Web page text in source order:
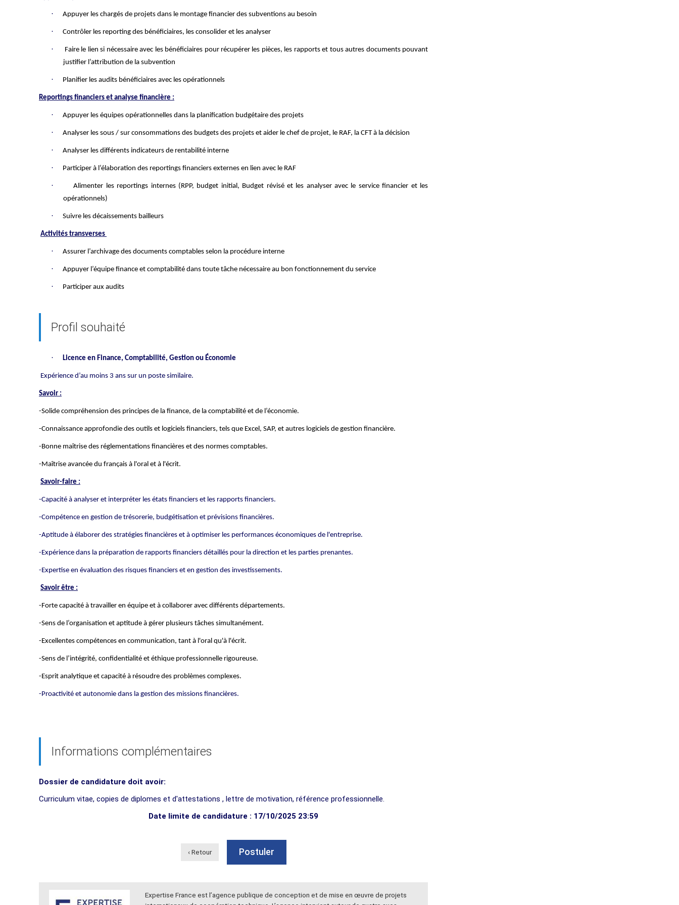
· Appuyer les chargés de projets dans le montage financier des subventions au besoin
· Contrôler les reporting des bénéficiaires, les consolider et les analyser
·
Faire le lien si nécessaire avec les bénéficiaires pour récupérer les pièces, les rapports et tous autres documents pouvant
justifier l’attribution de la subvention
· Planifier les audits bénéficiaires avec les opérationnels
Reportings financiers et analyse financière :
· Appuyer les équipes opérationnelles dans la planification budgétaire des projets
· Analyser les sous / sur consommations des budgets des projets et aider le chef de projet, le RAF, la CFT à la décision
· Analyser les différents indicateurs de rentabilité interne
· Participer à l’élaboration des reportings financiers externes en lien avec le RAF
·
Alimenter les reportings internes (RPP, budget initial, Budget révisé et les analyser avec le service financier et les
opérationnels)
· Suivre les décaissements bailleurs
Activités transverses
· Assurer l’archivage des documents comptables selon la procédure interne
· Appuyer l’équipe finance et comptabilité dans toute tâche nécessaire au bon fonctionnement du service
· Participer aux audits
Profil souhaité
· Licence en Finance, Comptabilité, Gestion ou Économie
Expérience d’au moins 3 ans sur un poste similaire.
Savoir :
-Solide compréhension des principes de la finance, de la comptabilité et de l’économie.
-Connaissance approfondie des outils et logiciels financiers, tels que Excel, SAP, et autres logiciels de gestion financière.
-Bonne maîtrise des réglementations financières et des normes comptables.
-Maîtrise avancée du français à l'oral et à l'écrit.
Savoir-faire :
-Capacité à analyser et interpréter les états financiers et les rapports financiers.
-Compétence en gestion de trésorerie, budgétisation et prévisions financières.
-Aptitude à élaborer des stratégies financières et à optimiser les performances économiques de l'entreprise.
-Expérience dans la préparation de rapports financiers détaillés pour la direction et les parties prenantes.
-Expertise en évaluation des risques financiers et en gestion des investissements.
Savoir être :
-Forte capacité à travailler en équipe et à collaborer avec différents départements.
-Sens de l’organisation et aptitude à gérer plusieurs tâches simultanément.
-Excellentes compétences en communication, tant à l'oral qu'à l'écrit.
-Sens de l’intégrité, confidentialité et éthique professionnelle rigoureuse.
-Esprit analytique et capacité à résoudre des problèmes complexes.
-Proactivité et autonomie dans la gestion des missions financières.
Informations complémentaires
Dossier de candidature doit avoir:
Curriculum vitae, copies de diplomes et d'attestations , lettre de motivation, référence professionnelle.
Date limite de candidature : 17/10/2025 23:59
‹ Retour Postuler
Expertise France est l’agence publique de conception et de mise en œuvre de projets